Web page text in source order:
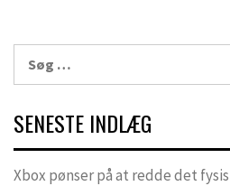
efter:
SENESTE INDLÆG
Xbox pønser på at redde det